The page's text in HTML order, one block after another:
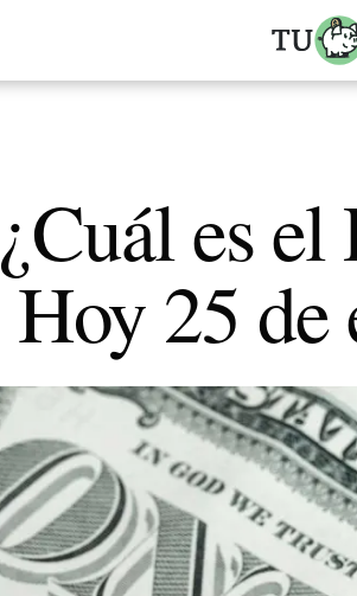
¿Cuál es
Hoy 25 de